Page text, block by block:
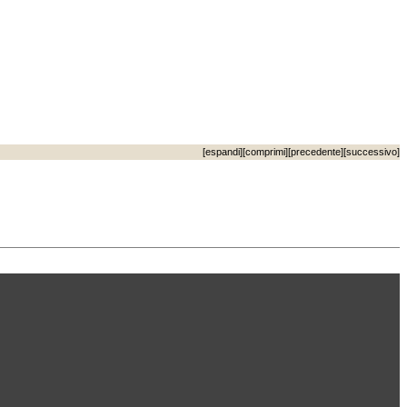
[espandi][comprimi][precedente][successivo]